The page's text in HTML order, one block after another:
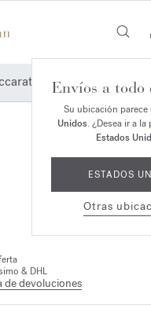
Envíos a todo
Su ubicación parece
Unidos. ¿Desea ir a la
Estados
ESTADOS
Otras
Rouge 540
& DHL
de devoluciones